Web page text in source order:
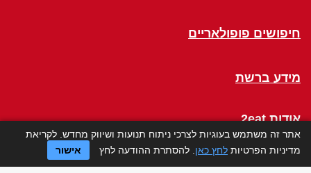
חיפושים פופולאריים
מידע ברשת
אודות 2eat
Click a Table
אתר זה משתמש בעוגיות לצרכי ניתוח תנועות ושיווק מחדש. לקריאת
מדיניות הפרטיות לחץ כאן . להסתרת ההודעה לחץ אישור